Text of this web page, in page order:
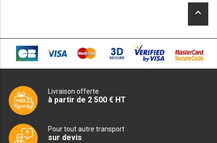
MEUBLE À PIZZA
PROFONDEUR 300 VITRÉE
PROFONDEUR 400 VITRÉE
keyboard_arrow_up
Livraison offerte
à partir de 2 500 € HT
Pour tout autre transport
sur devis